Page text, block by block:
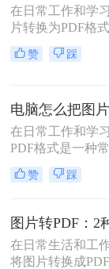
在日常工作和学
片转换为PDF格
式和排版保持不
传递。那么图片
赞 踩
在日常工作和学
PDF格式是一种
式具有支持矢量
样、兼容性高、
格式。那么电脑
呢？本文将介绍
PDF的方法。
赞 踩
在日常生活和工
将图片转换成